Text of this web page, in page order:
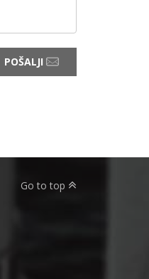
POŠALJI
Go to top